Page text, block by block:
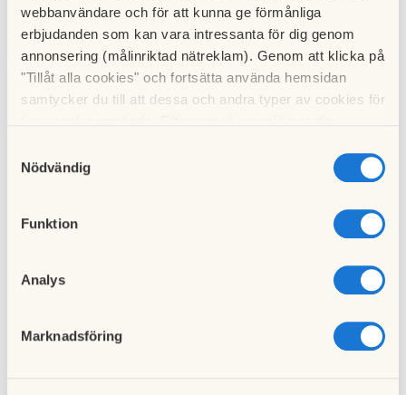
webbanvändare och för att kunna ge förmånliga
erbjudanden som kan vara intressanta för dig genom
annonsering (målinriktad nätreklam). Genom att klicka på
"Tillåt alla cookies" och fortsätta använda hemsidan
samtycker du till att dessa och andra typer av cookies för
cookies och välja att endast tillåta ett urval.
Nödvändig
Funktion
Analys
Marknadsföring
Ta bort täcklocket för filterfacket. Ta tag i lockets sidor och